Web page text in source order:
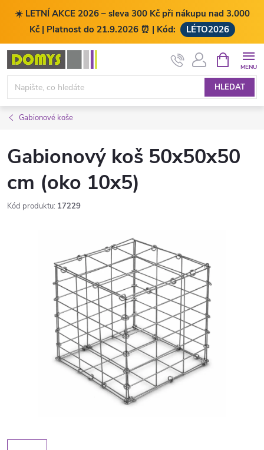
☀️ LETNÍ AKCE 2026 – sleva 300 Kč při nákupu nad 3.000
Kč | Platnost do 21.9.2026 ⏰ | Kód:
LÉTO2026
Přejít
obsah
HLEDAT
NÁKUPNÍ
KOŠÍK
Gabionové koše
Gabionový koš 50x50x50
cm (oko 10x5)
Kód produktu: 17229